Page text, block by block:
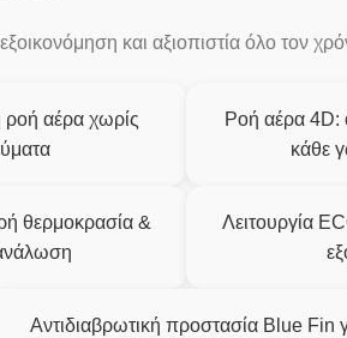
και αξιοπιστία όλο τον
αέρα χωρίς
Ροή αέρα 4D:
κάθε
θερμοκρασία &
Λειτουργία
Αντιδιαβρωτική προστασία Blue Fin